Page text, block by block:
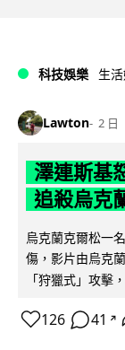
科技娛樂 生
Lawton 2 日
澤連斯基
追殺烏克
烏克蘭克爾松一
傷，影片由烏克
「狩獵式」攻擊
126 41 ↗